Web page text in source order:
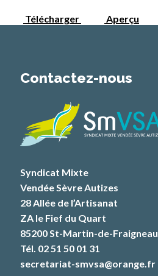
Télécharger Aperçu
Contactez-nous
Syndicat Mixte
Vendée Sèvre Autizes
28 Allée de l’Artisanat
ZA le Fief du Quart
85200 St-Martin-de-Fraigneau
Tél. 02 51 50 01 31
secretariat-smvsa@orange.fr